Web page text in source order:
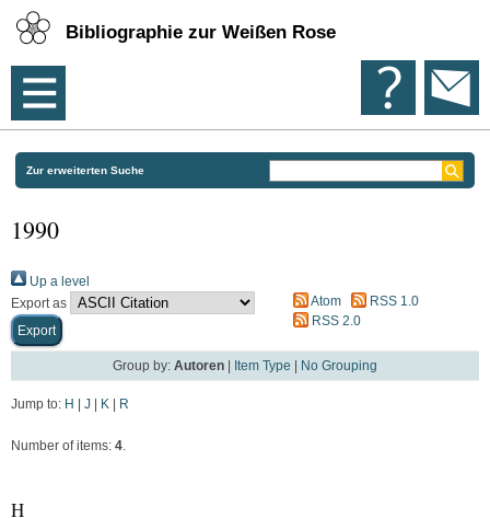
Bibliographie zur Weißen Rose
Zur erweiterten Suche
1990
Up a level
Export as
Atom
RSS 1.0
RSS 2.0
Group by: Autoren Item Type No Grouping
Jump to: H J K R
Number of items: 4.
H